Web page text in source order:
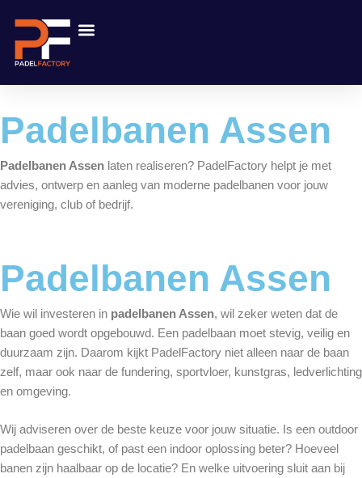
naar
inhoud
Padelbanen Assen
Padelbanen Assen laten realiseren? PadelFactory helpt je met
advies, ontwerp en aanleg van moderne padelbanen voor jouw
vereniging, club of bedrijf.
Padelbanen Assen
Wie wil investeren in padelbanen Assen, wil zeker weten dat de
baan goed wordt opgebouwd. Een padelbaan moet stevig, veilig en
duurzaam zijn. Daarom kijkt PadelFactory niet alleen naar de baan
zelf, maar ook naar de fundering, sportvloer, kunstgras, ledverlichting
en omgeving.
Wij adviseren over de beste keuze voor jouw situatie. Is een outdoor
padelbaan geschikt, of past een indoor oplossing beter? Hoeveel
banen zijn haalbaar op de locatie? En welke uitvoering sluit aan bij